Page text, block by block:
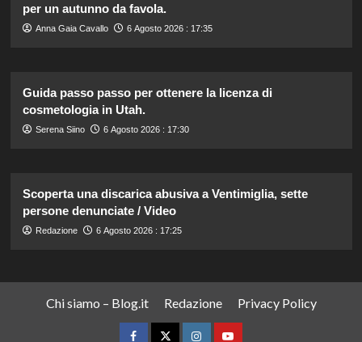
per un autunno da favola.
Anna Gaia Cavallo 6 Agosto 2026 : 17:35
Guida passo passo per ottenere la licenza di
cosmetologia in Utah.
Serena Siino 6 Agosto 2026 : 17:30
Scoperta una discarica abusiva a Ventimiglia, sette
persone denunciate / Video
Redazione 6 Agosto 2026 : 17:25
Chi siamo – Blog.it Redazione Privacy Policy